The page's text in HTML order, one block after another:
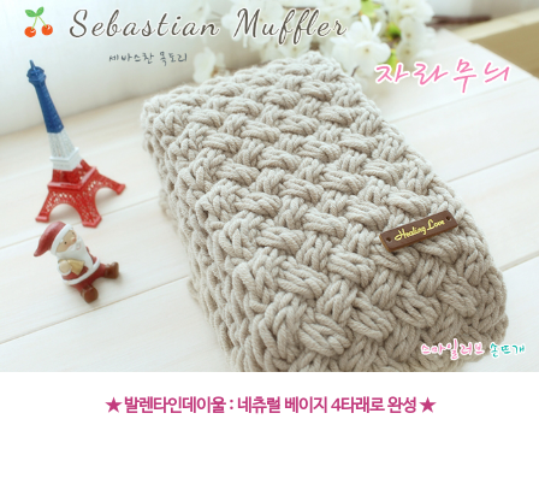
★ 발렌타인데이울 : 네츄럴 베이지 4타래로 완성 ★